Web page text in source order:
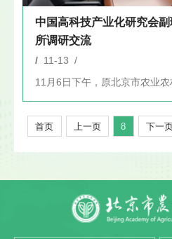
中国高科技产业化研究会
所调研交流
/ 11-13 /
首页 上一页 8 下一